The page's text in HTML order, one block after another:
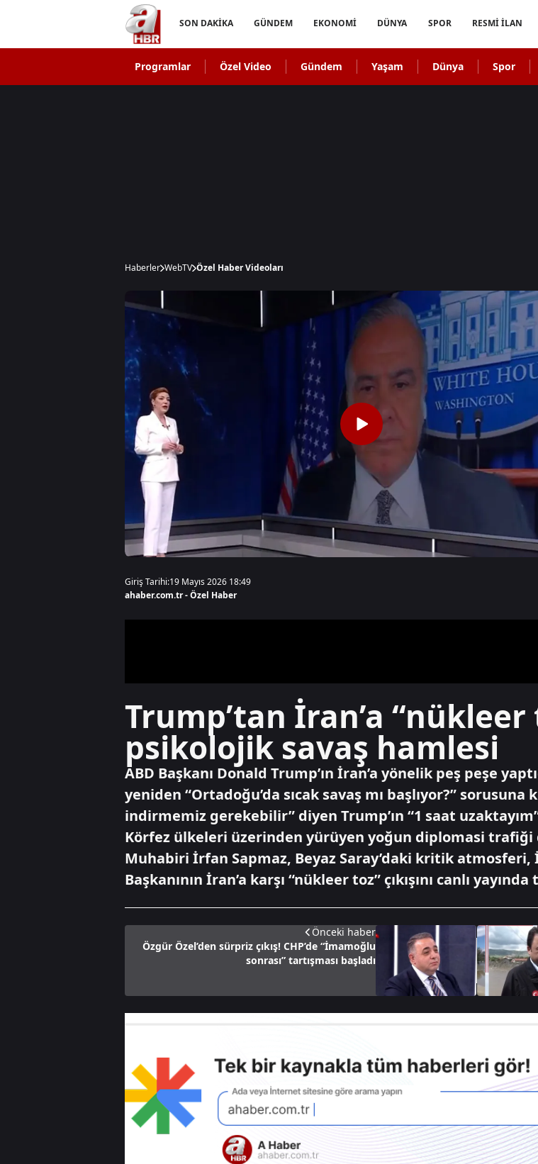
SON DAKİKA GÜNDEM EKONOMİ DÜNYA SPOR RESMİ İLAN
Programlar Özel Video Gündem Yaşam Dünya Spor
Haberler WebTV Özel Haber Videoları
Giriş Tarihi:19 Mayıs 2026 18:49
ahaber.com.tr - Özel Haber
Trump’tan İran’a “nükleer
psikolojik savaş hamlesi
ABD Başkanı Donald Trump’ın İran’a yönelik peş peşe
yeniden “Ortadoğu’da sıcak savaş mı başlıyor?”
indirmemiz gerekebilir” diyen Trump’ın “1 saat
Körfez ülkeleri üzerinden yürüyen yoğun diplomasi trafiği
Muhabiri İrfan Sapmaz, Beyaz Saray’daki kritik atmosferi,
Başkanının İran’a karşı “nükleer toz” çıkışını canlı
Önceki haber
Özgür Özel’den sürpriz çıkış! CHP’de “İmamoğlu
sonrası” tartışması başladı